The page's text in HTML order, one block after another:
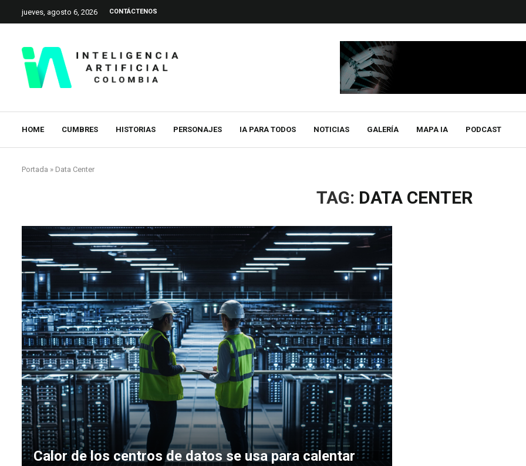
jueves, agosto 6, 2026 CONTÁCTENOS
HOME CUMBRES HISTORIAS PERSONAJES IA PARA TODOS NOTICIAS GALERÍA MAPA IA PODCAST
Portada » Data Center
TAG: DATA CENTER
Calor de los centros de datos se usa para calentar